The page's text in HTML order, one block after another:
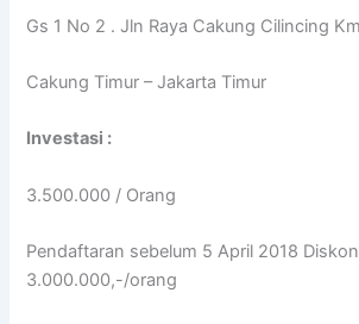
Gs 1 No 2 . Jln Raya Cakung Cilincing
Cakung Timur – Jakarta Timur
Investasi :
3.500.000 / Orang
Pendaftaran sebelum 5 April 2018
3.000.000,-/orang